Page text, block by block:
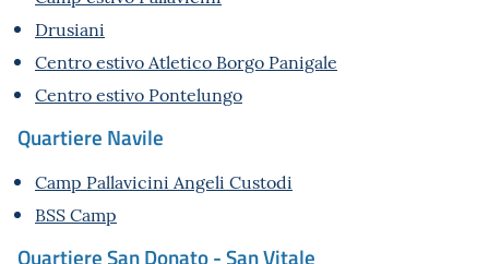
Drusiani
Centro estivo Atletico Borgo Panigale
Centro estivo Pontelungo
Quartiere Navile
Camp Pallavicini Angeli Custodi
BSS Camp
Quartiere San Donato - San Vitale